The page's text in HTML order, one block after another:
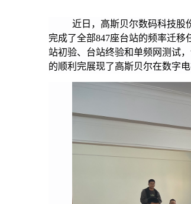
近日，高斯贝尔数码科技股
完成了全部847座台站的频率迁
站初验、台站终验和单频网测试
的顺利完展现了高斯贝尔在数字电